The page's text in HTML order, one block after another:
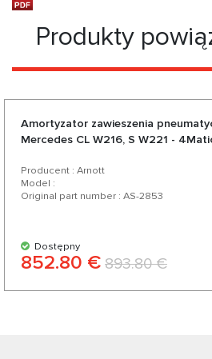
Produkty
Amortyzator zawieszenia
Mercedes CL W216, S W221 -
Producent : Arnott
Model :
Original part number : AS-2853
Dostępny
852.80 € 893.80 €